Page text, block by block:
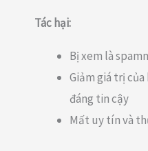
Tác hại:
Bị xem là
Giảm giá trị
đáng tin cậy
Mất uy tín và